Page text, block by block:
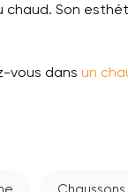
Son
vous dans un